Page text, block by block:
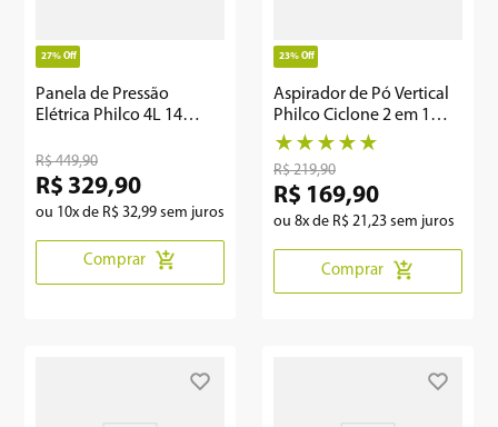
27% Off
Panela de Pressão
Elétrica Philco 4L 14
R$ 449,90
R$ 329,90
ou 10x de R$ 32,99 sem juros
Comprar
23% Off
Aspirador de Pó Vertical
Philco Ciclone 2 em 1
1400W PAS1550C
★ ★ ★ ★ ★
R$ 219,90
R$ 169,90
ou 8x de R$ 21 ,23 sem juros
Comprar